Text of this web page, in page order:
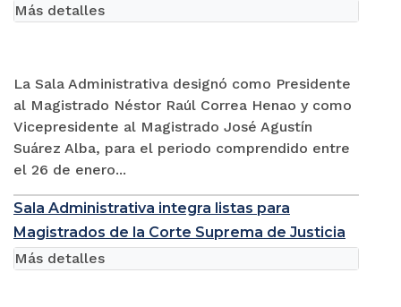
La Sala Administrativa designó como Presidente
al Magistrado Néstor Raúl Correa Henao y como
Vicepresidente al Magistrado José Agustín
Suárez Alba, para el periodo comprendido entre
el 26 de enero...
Más detalles
Sala Administrativa integra listas para
Magistrados de la Corte Suprema de Justicia
Más detalles